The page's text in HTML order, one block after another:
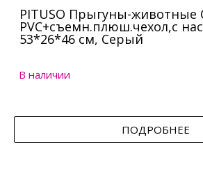
PITUSO Прыгуны-животные
PVC+съемн.плюш.чехол,с
53*26*46 см, Серый
В наличии
ПОДРОБНЕЕ